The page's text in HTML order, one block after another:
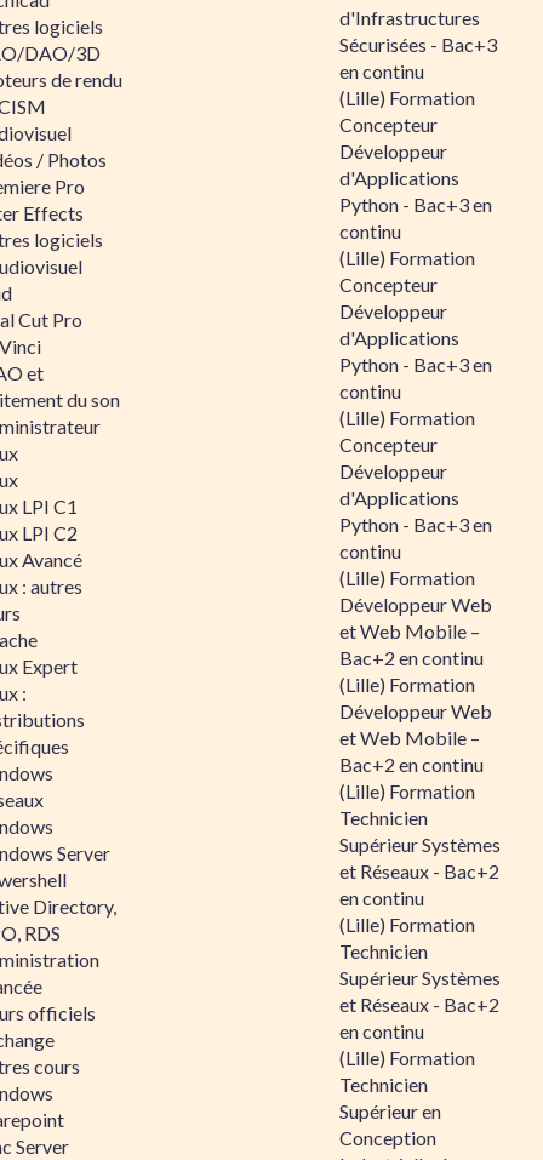
logiciels
DAO/3D
de rendu
/ Photos
Pro
Effects
logiciels
Cut Pro
et
du son
LPI C1
LPI C2
Avancé
: autres
Expert
:
Server
Directory,
RDS
officiels
cours
Server
d'Infrastructures
Sécurisées - Bac+3
en continu
(Lille) Formation
Concepteur
Développeur
d'Applications
Python - Bac+3 en
continu
(Lille) Formation
Concepteur
Développeur
d'Applications
Python - Bac+3 en
continu
(Lille) Formation
Concepteur
Développeur
d'Applications
Python - Bac+3 en
continu
(Lille) Formation
Développeur Web
et Web Mobile –
Bac+2 en continu
(Lille) Formation
Développeur Web
et Web Mobile –
Bac+2 en continu
(Lille) Formation
Technicien
Supérieur Systèmes
et Réseaux - Bac+2
en continu
(Lille) Formation
Technicien
Supérieur Systèmes
et Réseaux - Bac+2
en continu
(Lille) Formation
Technicien
Supérieur en
Conception